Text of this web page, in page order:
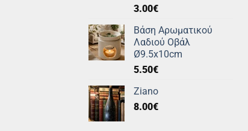
3.00€
Βάση Αρωματικού
Λαδιού Οβάλ
Ø9.5x10cm
5.50€
Ziano
8.00€